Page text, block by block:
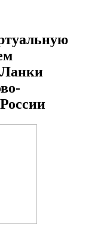
Ланки